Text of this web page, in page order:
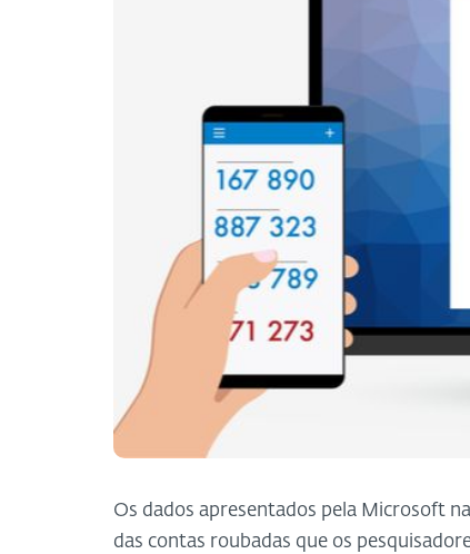
Os dados apresentados pela Microsoft
das contas roubadas que os